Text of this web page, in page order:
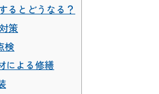
るとどうなる？
策
検
による修繕